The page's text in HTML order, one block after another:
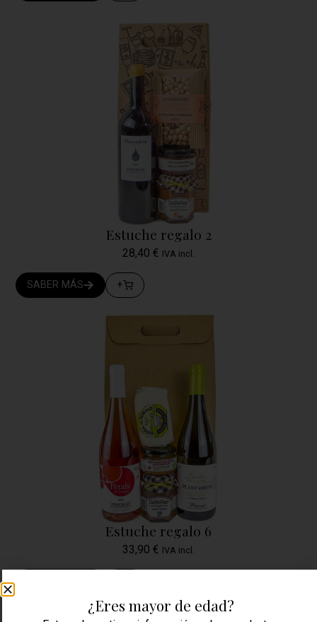
Estuche regalo 2
28,40 € IVA incl.
SABER MÁS +
Estuche regalo 6
33,90 € IVA incl.
¿Eres mayor de edad?